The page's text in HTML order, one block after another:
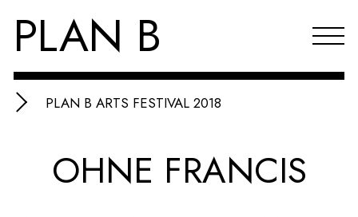
PLAN B
Agenda
PLAN B ARTS FESTIVAL 2018
OHNE FRANCIS